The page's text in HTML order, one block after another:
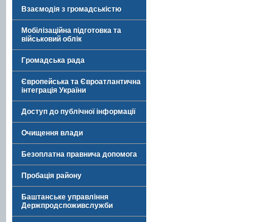
Взаємодія з громадськістю
Мобілізаційна підготовка та
військовий облік
Громадська рада
Європейська та Євроатлантична
інтеграція України
Доступ до публічної інформації
Очищення влади
Безоплатна правнича допомога
Пробація району
Баштанське управління
Держпродспоживслужби